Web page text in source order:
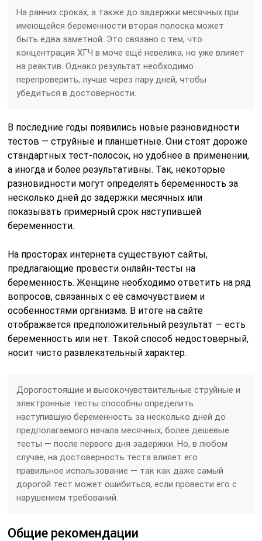
На ранних сроках, а также до задержки месячных при
имеющейся беременности вторая полоска может
быть едва заметной. Это связано с тем, что
концентрация ХГЧ в моче ещё невелика, но уже влияет
на реактив. Однако результат необходимо
перепроверить, лучше через пару дней, чтобы
убедиться в достоверности.
В последние годы появились новые разновидности
тестов — струйные и планшетные. Они стоят дороже
стандартных тест-полосок, но удобнее в применении,
а иногда и более результативны. Так, некоторые
разновидности могут определять беременность за
несколько дней до задержки месячных или
показывать примерный срок наступившей
беременности.
На просторах интернета существуют сайты,
предлагающие провести онлайн-тесты на
беременность. Женщине необходимо ответить на ряд
вопросов, связанных с её самочувствием и
особенностями организма. В итоге на сайте
отображается предположительный результат — есть
беременность или нет. Такой способ недостоверный,
носит чисто развлекательный характер.
Дорогостоящие и высокочувствительные струйные и
электронные тесты способны определить
наступившую беременность за несколько дней до
предполагаемого начала месячных, более дешёвые
тесты — после первого дня задержки. Но, в любом
случае, на достоверность теста влияет его
правильное использование — так как даже самый
дорогой тест может ошибиться, если провести его с
нарушением требований.
Общие рекомендации